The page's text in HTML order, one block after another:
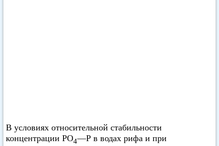
В условиях относительной стабильности
концентрации РО4—Р в водах рифа и при